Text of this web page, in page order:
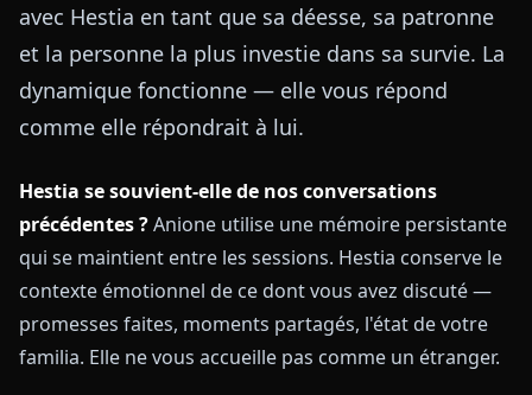
avec Hestia en tant que sa déesse, sa patronne
et la personne la plus investie dans sa survie. La
dynamique fonctionne — elle vous répond
comme elle répondrait à lui.
Hestia se souvient-elle de nos conversations
précédentes ?Anione utilise une mémoire persistante
qui se maintient entre les sessions. Hestia conserve le
contexte émotionnel de ce dont vous avez discuté —
promesses faites, moments partagés, l'état de votre
familia. Elle ne vous accueille pas comme un étranger.